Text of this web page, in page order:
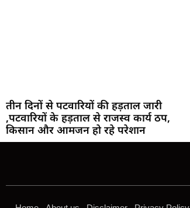
तीन दिनों से पटवारियों की हड़ताल जारी
,पटवारियों के हड़ताल से राजस्व कार्य ठप,
किसान और आमजन हो रहे परेशान